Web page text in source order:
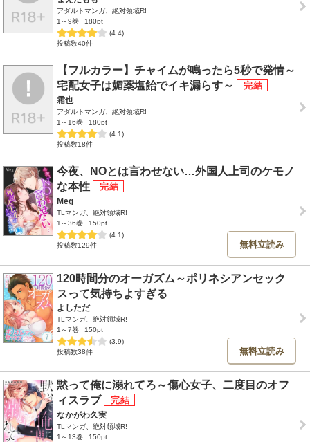
アダルトマンガ、絶対領域R!
1～9巻
180pt
(4.4)
投稿数40件
【フルカラー】チャイムが鳴ったら5秒で発情～
宅配女子は媚薬塩飴でイキ漏らす～
霜也
アダルトマンガ、絶対領域R!
1～16巻
180pt
(4.1)
投稿数18件
今夜、NOとは言わせない…外国人上司のケモノ
な本性
Meg
TLマンガ、絶対領域R!
1～36巻
150pt
(4.1)
投稿数129件
無料立読み
120時間分のオーガズム～ポリネシアンセック
スって気持ちよすぎる
よしただ
TLマンガ、絶対領域R!
1～7巻
150pt
(3.9)
投稿数38件
無料立読み
黙って俺に溺れてろ～傷心女子、二度目のオフ
ィスラブ
なかがわ久実
TLマンガ、絶対領域R!
1～13巻
150pt